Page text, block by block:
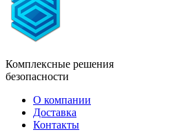
Комплексные решения
безопасности
О компании
Доставка
Контакты